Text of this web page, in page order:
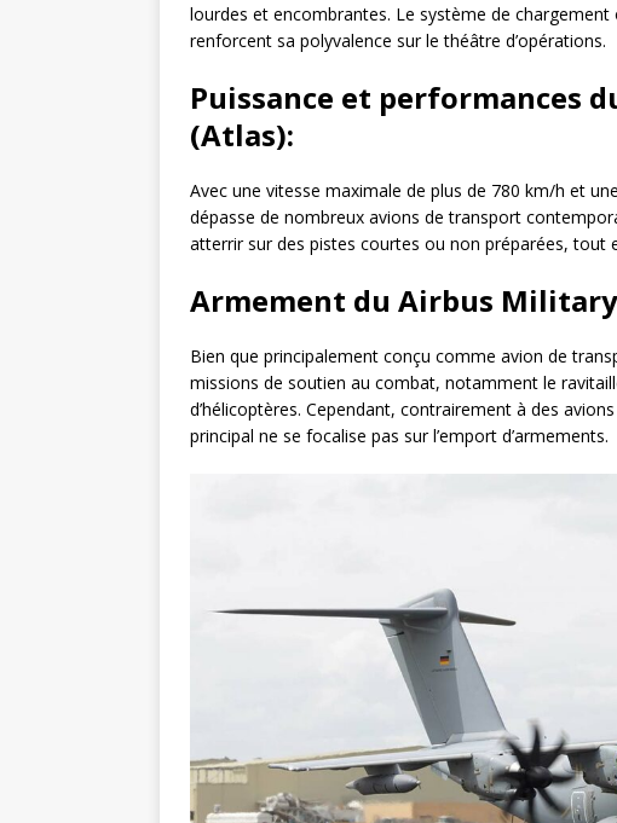
lourdes et encombrantes. Le système de
renforcent sa polyvalence sur le théâtre d’opérations.
Puissance et performances
(Atlas):
Avec une vitesse maximale de plus de 780 km/h et
dépasse de nombreux avions de transport
atterrir sur des pistes courtes ou non préparées, tout
Armement du Airbus
Bien que principalement conçu comme avion de
missions de soutien au combat, notamment le
d’hélicoptères. Cependant, contrairement à des
principal ne se focalise pas sur l’emport d’armements.